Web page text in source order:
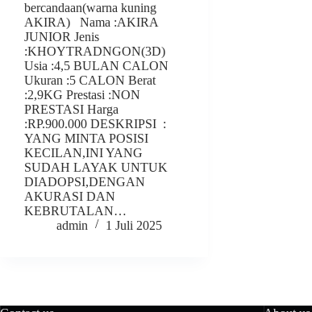
bercandaan(warna kuning
AKIRA) Nama :AKIRA
JUNIOR Jenis
:KHOYTRADNGON(3D)
Usia :4,5 BULAN CALON
Ukuran :5 CALON Berat
:2,9KG Prestasi :NON
PRESTASI Harga
:RP.900.000 DESKRIPSI :
YANG MINTA POSISI
KECILAN,INI YANG
SUDAH LAYAK UNTUK
DIADOPSI,DENGAN
AKURASI DAN
KEBRUTALAN…
admin
1 Juli 2025